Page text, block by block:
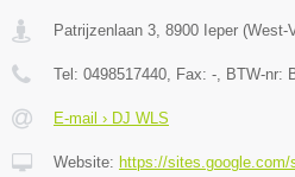
Patrijzenlaan 3, 8900 Ieper (West-
Tel: 0498517440, Fax: -, BTW-nr:
E-mail › DJ WLS
Website: https://sites.google.com/